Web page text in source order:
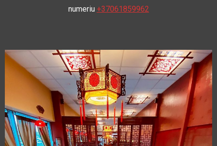
numeriu +37061859962